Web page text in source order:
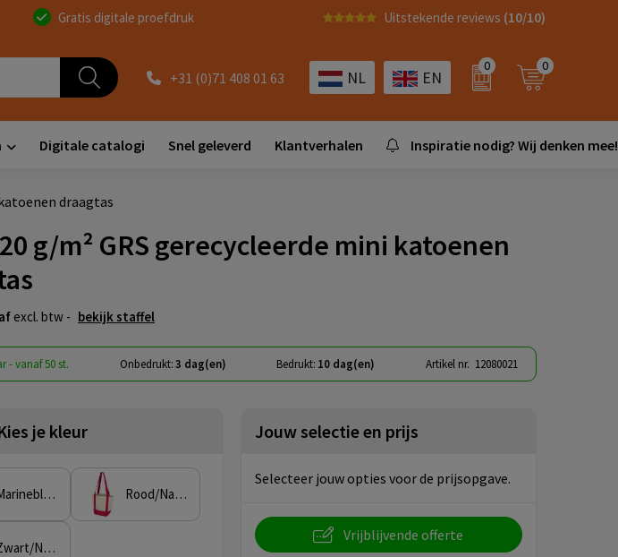
Gratis digitale proefdruk Uitstekende reviews (10/10)
+31 (0)71 408 01 63 NL EN
0 0
Digitale catalogi Snel geleverd Klantverhalen Inspiratie nodig? Wij denken mee!
draagtas
g/m² GRS gerecycleerde mini katoenen
excl. btw - bekijk staffel
-vanaf50 st. Onbedrukt:3 dag(en) Bedrukt: 10 dag(en) Artikel nr. 12080021
je kleur
Marineblauw/Natuur Rood/Natuur
Zwart/Natuur
Jouw selectie en prijs
Selecteer jouw opties voor de prijsopgave.
Vrijblijvende offerte